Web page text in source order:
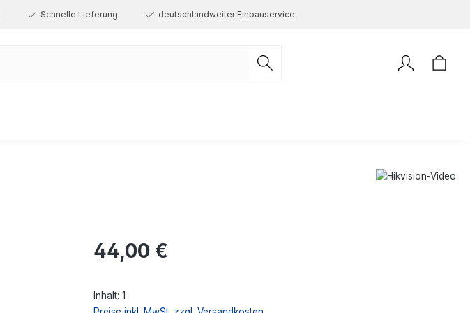
Schnelle Lieferung deutschlandweiter Einbauservice
Regulärer Preis:
44,00 €
Inhalt: 1